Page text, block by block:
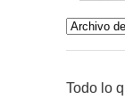
Todo lo